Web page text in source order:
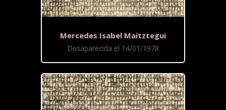
Mercedes Isabel Maitztegui
Desaparecida el 14/01/1978